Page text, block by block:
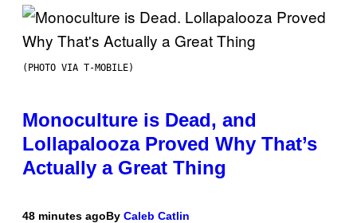
(PHOTO VIA T-MOBILE)
Monoculture is Dead, and
Lollapalooza Proved Why That’s
Actually a Great Thing
48 minutes agoBy Caleb Catlin